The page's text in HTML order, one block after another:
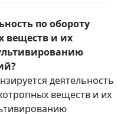
по обороту
веществ и их
деятельность
веществ и их